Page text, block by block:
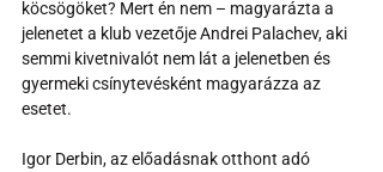
köcsögöket? Mert én nem – magyarázta a
jelenetet a klub vezetője Andrei Palachev, aki
semmi kivetnivalót nem lát a jelenetben és
gyermeki csínytevésként magyarázza az
esetet.
Igor Derbin, az előadásnak otthont adó